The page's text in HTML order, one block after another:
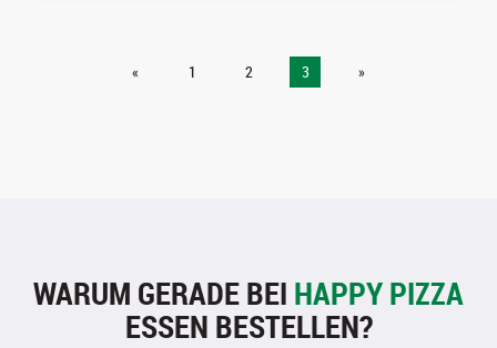
« 1 2 3 »
WARUM GERADE BEI HAPPY PIZZA
ESSEN BESTELLEN?